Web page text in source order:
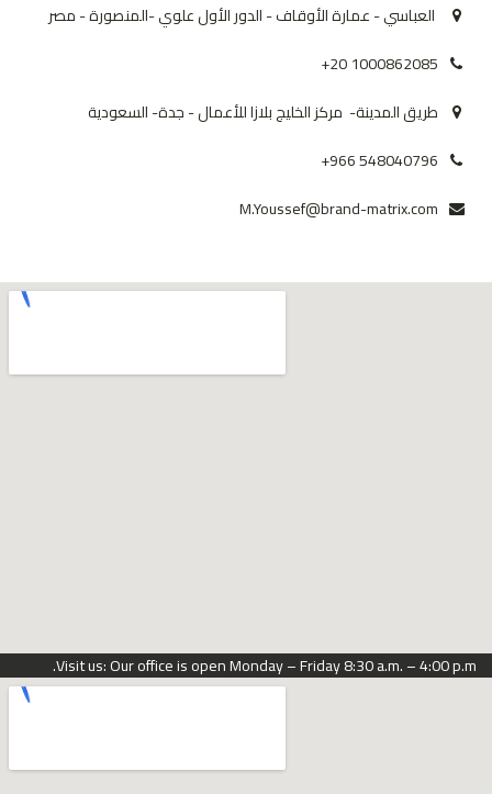
العباسي - عمارة الأوقاف - الدور الأول علوي -المنصورة - مصر
+20 1000862085
طريق المدينة- مركز الخليج بلازا للأعمال - جدة- السعودية
+966 548040796
M.Youssef@brand-matrix.com
Visit us: Our office is open Monday – Friday 8:30 a.m. – 4:00 p.m.